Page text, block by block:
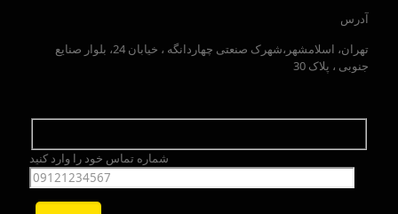
آدرس
تهران، اسلامشهر،شهرک صنعتی چهاردانگه ، خیابان 24، بلوار صنایع
جنوبی ، پلاک 30
شماره تماس خود را وارد کنید